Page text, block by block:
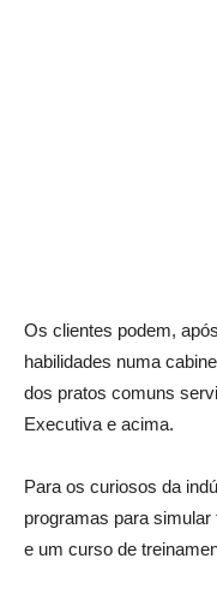
Os clientes podem,
habilidades numa
dos pratos comuns
Executiva e acima.
Para os curiosos da
programas para simular
e um curso de